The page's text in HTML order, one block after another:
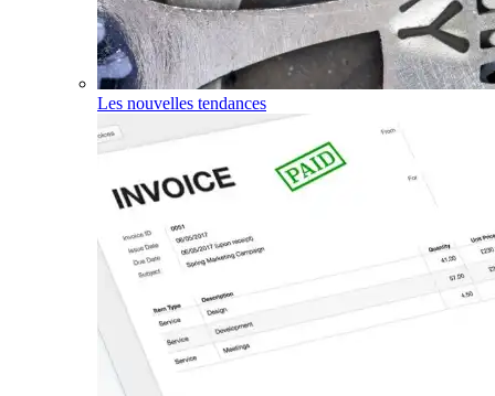
Les nouvelles tendances